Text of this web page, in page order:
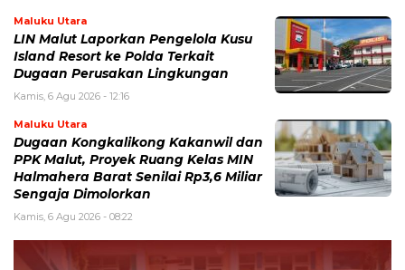
Maluku Utara
LIN Malut Laporkan Pengelola Kusu
Island Resort ke Polda Terkait
Dugaan Perusakan Lingkungan
Kamis, 6 Agu 2026 - 12:16
Maluku Utara
Dugaan Kongkalikong Kakanwil dan
PPK Malut, Proyek Ruang Kelas MIN
Halmahera Barat Senilai Rp3,6 Miliar
Sengaja Dimolorkan
Kamis, 6 Agu 2026 - 08:22